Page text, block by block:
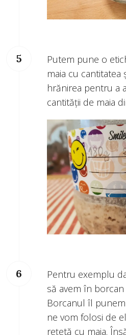
Putem pune o
maia cu cantitatea
hrănirea pentru a
cantității de maia
Pentru exemplu
să avem în borcan
Borcanul îl
ne vom folosi de
rețetă cu maia.